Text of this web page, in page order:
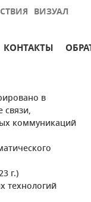
ВИЗУАЛ
КОНТАКТЫ
в
связи,
коммуникаций
г.)
технологий